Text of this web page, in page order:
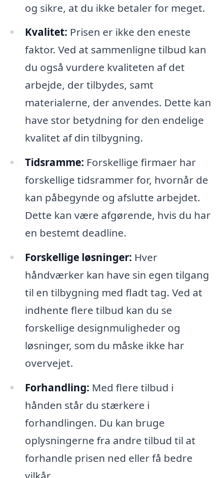
og sikre, at du ikke betaler for meget.
Kvalitet: Prisen er ikke den eneste
faktor. Ved at sammenligne tilbud kan
du også vurdere kvaliteten af det
arbejde, der tilbydes, samt
materialerne, der anvendes. Dette kan
have stor betydning for den endelige
kvalitet af din tilbygning.
Tidsramme: Forskellige firmaer har
forskellige tidsrammer for, hvornår de
kan påbegynde og afslutte arbejdet.
Dette kan være afgørende, hvis du har
en bestemt deadline.
Forskellige løsninger: Hver
håndværker kan have sin egen tilgang
til en tilbygning med fladt tag. Ved at
indhente flere tilbud kan du se
forskellige designmuligheder og
løsninger, som du måske ikke har
overvejet.
Forhandling: Med flere tilbud i
hånden står du stærkere i
forhandlingen. Du kan bruge
oplysningerne fra andre tilbud til at
forhandle prisen ned eller få bedre